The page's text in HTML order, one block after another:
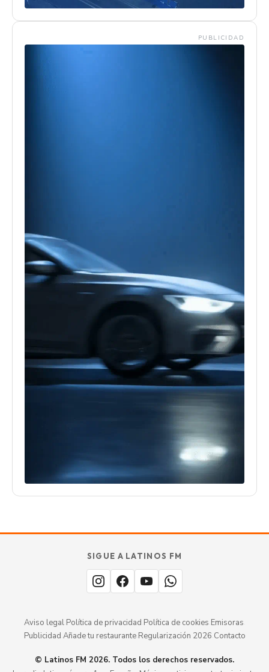
PUBLICIDAD
SIGUE A LATINOS FM
Aviso legal· Política de privacidad Política de cookies Emisoras
Publicidad Añade tu restaurante· Regularización 2026 Contacto
© Latinos FM 2026. Todos los derechos reservados.